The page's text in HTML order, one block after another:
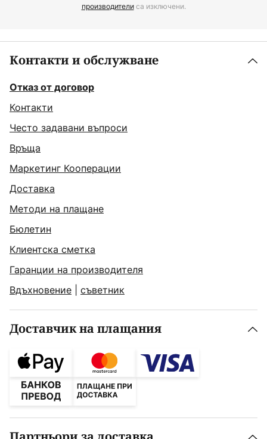
производителиса изключени.
Контакти и обслужване
Отказ от договор
Контакти
Често задавани въпроси
Връща
Маркетинг Кооперации
Доставка
Методи на плащане
Бюлетин
Клиентска сметка
Гаранции на производителя
Вдъхновение
съветник
Доставчик на плащания